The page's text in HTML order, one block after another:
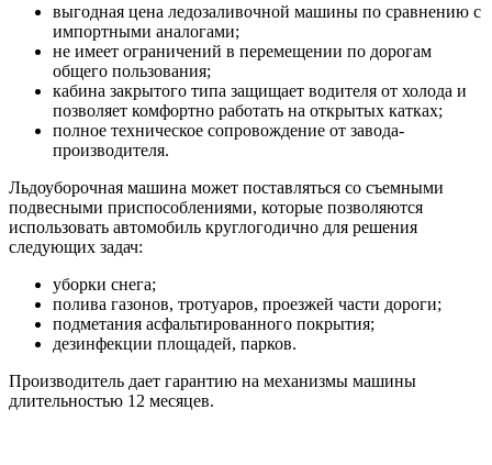
выгодная цена ледозаливочной машины по сравнению с
импортными аналогами;
не имеет ограничений в перемещении по дорогам
общего пользования;
кабина закрытого типа защищает водителя от холода и
позволяет комфортно работать на открытых катках;
полное техническое сопровождение от завода-
производителя.
Льдоуборочная машина может поставляться со съемными
подвесными приспособлениями, которые позволяются
использовать автомобиль круглогодично для решения
следующих задач:
уборки снега;
полива газонов, тротуаров, проезжей части дороги;
подметания асфальтированного покрытия;
дезинфекции площадей, парков.
Производитель дает гарантию на механизмы машины
длительностью 12 месяцев.